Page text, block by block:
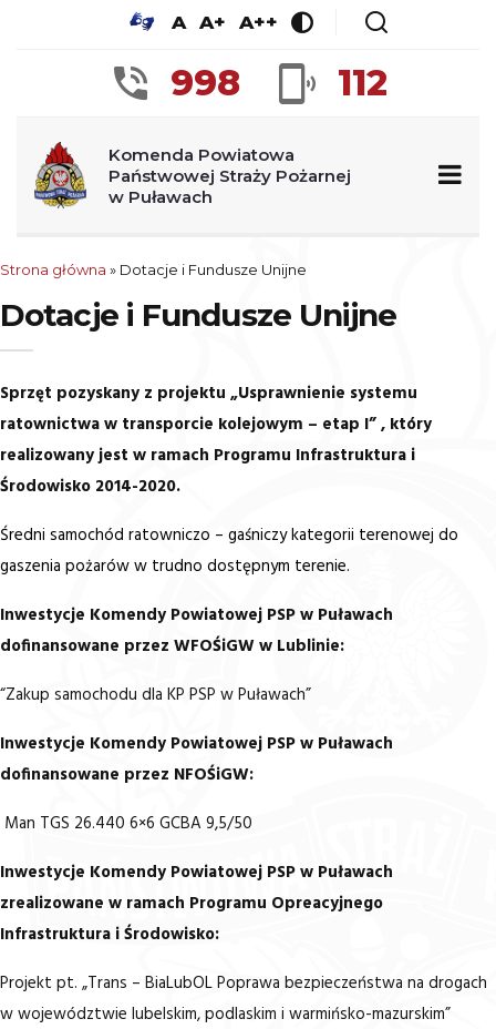
A A+ A++
998 112
Komenda Powiatowa
Państwowej Straży Pożarnej
w Puławach
Strona główna » Dotacje i Fundusze Unijne
Dotacje i Fundusze Unijne
Sprzęt pozyskany z projektu „Usprawnienie systemu
ratownictwa w transporcie kolejowym – etap I” , który
realizowany jest w ramach Programu Infrastruktura i
Środowisko 2014-2020.
Średni samochód ratowniczo – gaśniczy kategorii terenowej do
gaszenia pożarów w trudno dostępnym terenie.
Inwestycje Komendy Powiatowej PSP w Puławach
dofinansowane przez WFOŚiGW w Lublinie:
“Zakup samochodu dla KP PSP w Puławach”
Inwestycje Komendy Powiatowej PSP w Puławach
dofinansowane przez NFOŚiGW:
Man TGS 26.440 6×6 GCBA 9,5/50
Inwestycje Komendy Powiatowej PSP w Puławach
zrealizowane w ramach Programu Opreacyjnego
Infrastruktura i Środowisko:
Projekt pt. „Trans – BiaLubOL Poprawa bezpieczeństwa na drogach
w województwie lubelskim, podlaskim i warmińsko-mazurskim”